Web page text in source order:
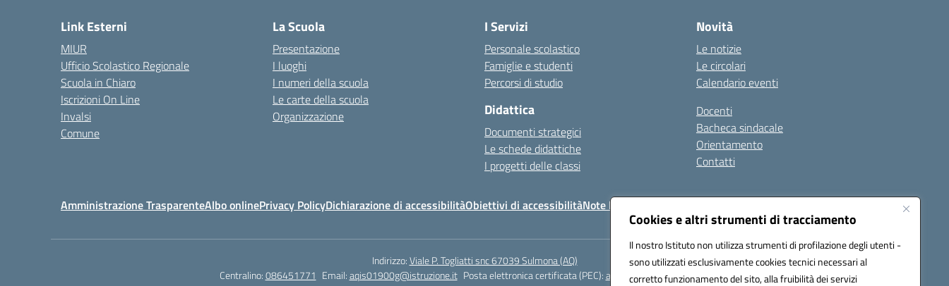
Cookies e altri strumenti di tracciamento
Il nostro Istituto non utilizza strumenti di profilazione degli utenti -
sono utilizzati esclusivamente cookies tecnici necessari al
corretto funzionamento del sito, alla fruibilità dei servizi
Link Esterni
MIUR
Ufficio Scolastico Regionale
Scuola in Chiaro
Iscrizioni On Line
Invalsi
Comune
La Scuola
Presentazione
I luoghi
I numeri della scuola
Le carte della scuola
Organizzazione
I Servizi
Personale scolastico
Famiglie e studenti
Percorsi di studio
Didattica
Documenti strategici
Le schede didattiche
I progetti delle classi
Novità
Le notizie
Le circolari
Calendario eventi
Docenti
Bacheca sindacale
Orientamento
Contatti
Amministrazione TrasparenteAlbo onlinePrivacy PolicyDichiarazione di accessibilitàObiettivi di accessibilitàNote legali
Indirizzo:Viale P. Togliatti snc 67039 Sulmona (AQ)
Centralino:086451771 Email:aqis01900g@istruzione.it Posta elettronica certificata (PEC):aqis01900g@pec.istruzione.it